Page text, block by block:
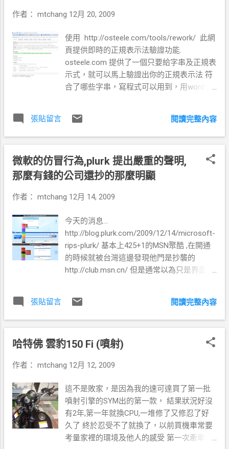
真的是段屬於UNIX的最美好時光... 原碼3路
_3/5 : 用革命存活社群-GNU (2/2) 除了UC
Berkeley之外，MIT也自行開築了一條通往自
由軟體的道路。 為了延續MIT社群開發軟體
的傳統,Richard Stallman決定掀起一場軟體使
用方式的革命 革命- 以『自由軟體宣言』為
期目標 以自由軟體基金會（FSF）為革命基
我，我已經把滑鼠右鍵鎖起來，避免發生太
要移動滑鼠及點選滑鼠把球打進洞內即可過
關，共有九關層層向上，過程還有小新星星
會幫忙。 Dora Saves The Farm：這個裡面包
含有三個遊戲，一個揀雞蛋滑鼠左右移動即
可檢玩後會教你數數看有多少個雞蛋，一個
聲音，找出他是那個動物，點選後即可過
http://jangmt.com/kid/ 這是根據我的女兒的
作者： mtchang 12月 20, 2009
使用 http://osteele.com/tools/rework/ 此網
頁提供即時的正規表示法驗證功能.
osteele.com 提供了一個只要給字串及正規表
示式，就可以馬上驗證出你的正規表示法 符
合了哪些字串，寫程式可以用到，用word ,編
棒了...!! 正規表示式有多重要： 你看看連
google 都在說.... 當然鳥哥也說他很棒很重要
以圖形的方式表達。
http://www.regexper.com/
張貼留言 閱讀完整內容
微軟的仿冒行為,plurk 提出嚴重的聲明,
那麼有錢的公司還抄的那麼明顯
作者： mtchang 12月 14, 2009
今天的消息...
http://blog.plurk.com/2009/12/14/microsoft-
rips-plurk/ 基本上425+1的MSN聚酷 ,在開通
的時候就被台灣這邊發現他門是抄襲的
http://club.msn.cn/ 但是通常以為只是界面上
抄襲，連變數名稱及函數名稱都沒有更動 他
說是台灣plurk的網友去通風報信的，是的沒
以通風報信也是理所當然。 基於 M$ 這麼有
地化!!!!(山寨化) 底下是節錄此聲明的部份圖
實，他也不是第一幹這檔事了...最近還有
Windows 7 USB/DVD Download Tool (WUDT)
引用 Opensource code GPL授權，但是微軟
並沒有講，直到被抓包了才趕快下架。 好
了！！不能再說了......
張貼留言 閱讀完整內容
哈特佛 雲豹150 Fi (噴射)
作者： mtchang 12月 12, 2009
這不是敗家，是因為我的速可達買了第一批
噴射引擎的SYM出的第一款， 結果狀況好沒
有2年,第一年就換CPU,一堆修了又修忍了好
久了 終於忍受不了就換了，以前買機車常要
考量家裡的環境及他人的感受 第一次牽車十